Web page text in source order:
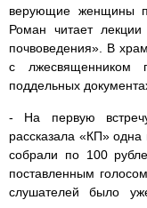
верующие женщины
Роман читает
почвоведения». В
с лжесвященником
поддельных
- На первую
рассказала «КП»
собрали по 100
поставленным
слушателей было